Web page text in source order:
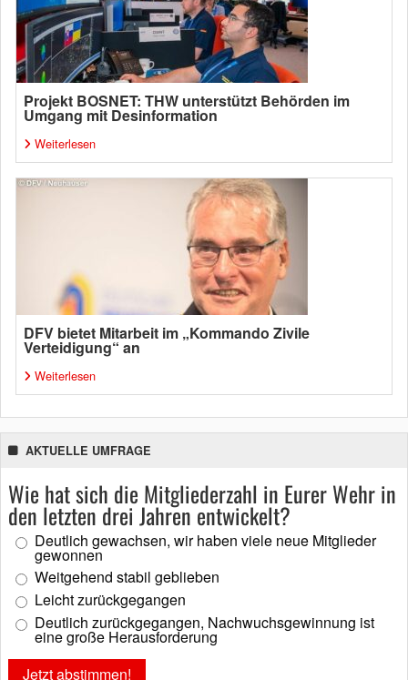
Projekt BOSNET: THW unterstützt Behörden im
Umgang mit Desinformation
Weiterlesen
DFV bietet Mitarbeit im „Kommando Zivile
Verteidigung“ an
Weiterlesen
AKTUELLE UMFRAGE
Wie hat sich die Mitgliederzahl in Eurer Wehr in
den letzten drei Jahren entwickelt?
Deutlich gewachsen, wir haben viele neue Mitglieder
gewonnen
Weitgehend stabil geblieben
Leicht zurückgegangen
Deutlich zurückgegangen, Nachwuchsgewinnung ist
eine große Herausforderung